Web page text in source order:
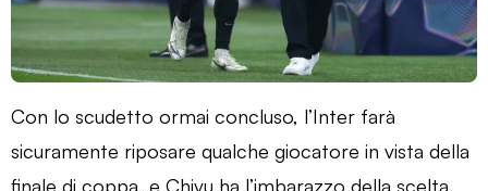
Con lo scudetto ormai concluso, l’Inter farà
sicuramente riposare qualche giocatore in vista della
finale di coppa, e Chivu ha l’imbarazzo della scelta.